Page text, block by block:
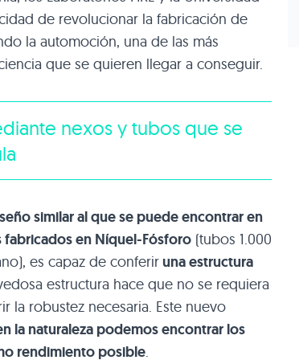
de revolucionar la fabricación de
la automoción, una de las más
que se quieren llegar a conseguir.
nexos y tubos que se
similar al que se puede encontrar en
en Níquel-Fósforo (tubos 1.000
es capaz de conferir una estructura
estructura hace que no se requiera
la robustez necesaria. Este nuevo
la naturaleza podemos encontrar los
rendimiento posible